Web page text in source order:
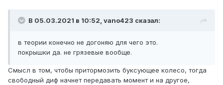
В 05.03.2021 в 10:52, vano423 сказал:
в теории конечно не догоняю для чего это.
покрышки да. не грязевые вообще.
Смысл в том, чтобы притормозить буксующее колесо, тогда
свободный диф начнет передавать момент и на другое,